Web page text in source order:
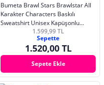
Bumeta Brawl Stars Brawlstar All
Karakter Characters Baskılı
Sweatshirt Unisex Kapüşonlu
1.599,99 TL
Sepette
1.520,00 TL
Sepete Ekle